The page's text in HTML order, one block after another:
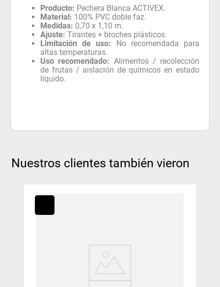
Producto: Pechera Blanca ACTIVEX.
Material: 100% PVC doble faz.
Medidas: 0,70 x 1,10 m.
Ajuste: Tirantes + broches plásticos.
Limitación de uso: No recomendada para
altas temperaturas.
Uso recomendado: Alimentos / recolección
de frutas / aislación de químicos en estado
líquido.
Nuestros clientes también vieron